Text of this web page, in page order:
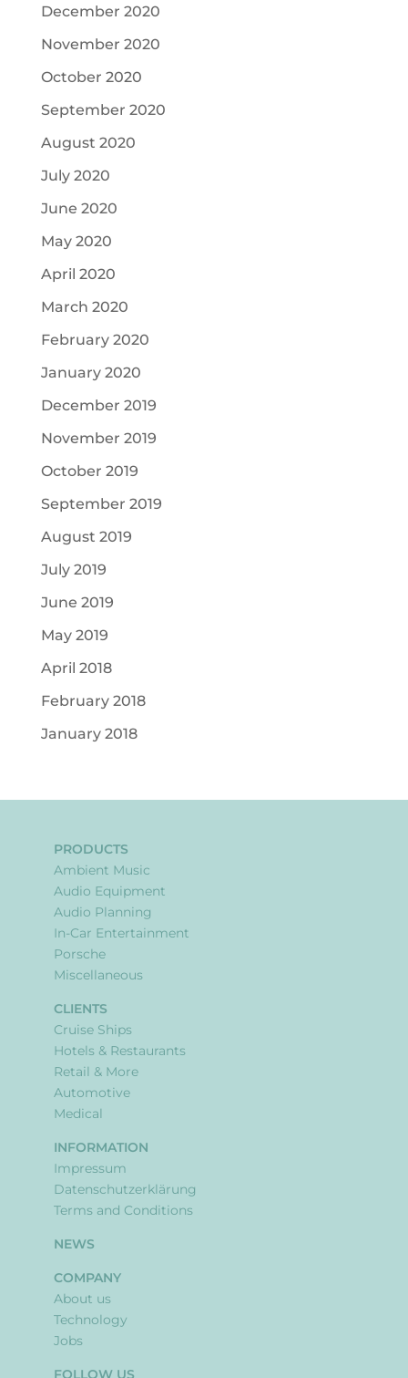
December 2020
November 2020
October 2020
September 2020
August 2020
July 2020
June 2020
May 2020
April 2020
March 2020
February 2020
January 2020
December 2019
November 2019
October 2019
September 2019
August 2019
July 2019
June 2019
May 2019
April 2018
February 2018
January 2018
PRODUCTS
Ambient Music
Audio Equipment
Audio Planning
In-Car Entertainment
Porsche
Miscellaneous
CLIENTS
Cruise Ships
Hotels & Restaurants
Retail & More
Automotive
Medical
INFORMATION
Impressum
Datenschutzerklärung
Terms and Conditions
NEWS
COMPANY
About us
Technology
Jobs
FOLLOW US